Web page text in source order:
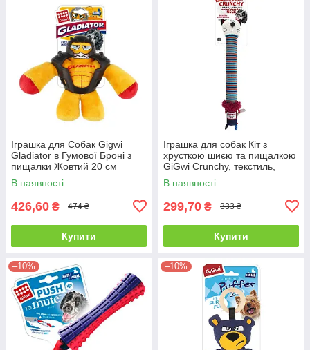
Іграшка для Собак Gigwi
Gladiator в Гумової Броні з
пищалки Жовтий 20 см
В наявності
426,60 ₴ 474 ₴
Купити
Іграшка для собак Кіт з
хрусткою шиєю та пищалкою
GiGwi Crunchy, текстиль,
пластик, 28 см
В наявності
299,70 ₴ 333 ₴
Купити
–10% –10%